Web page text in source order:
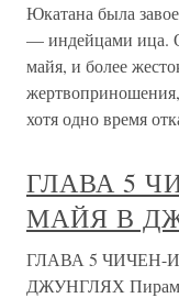
Юкатана была
— индейцами ица.
майя, и более
хотя одно время
ГЛАВА 5
МАЙЯ В
ГЛАВА 5
ДЖУНГЛЯХ